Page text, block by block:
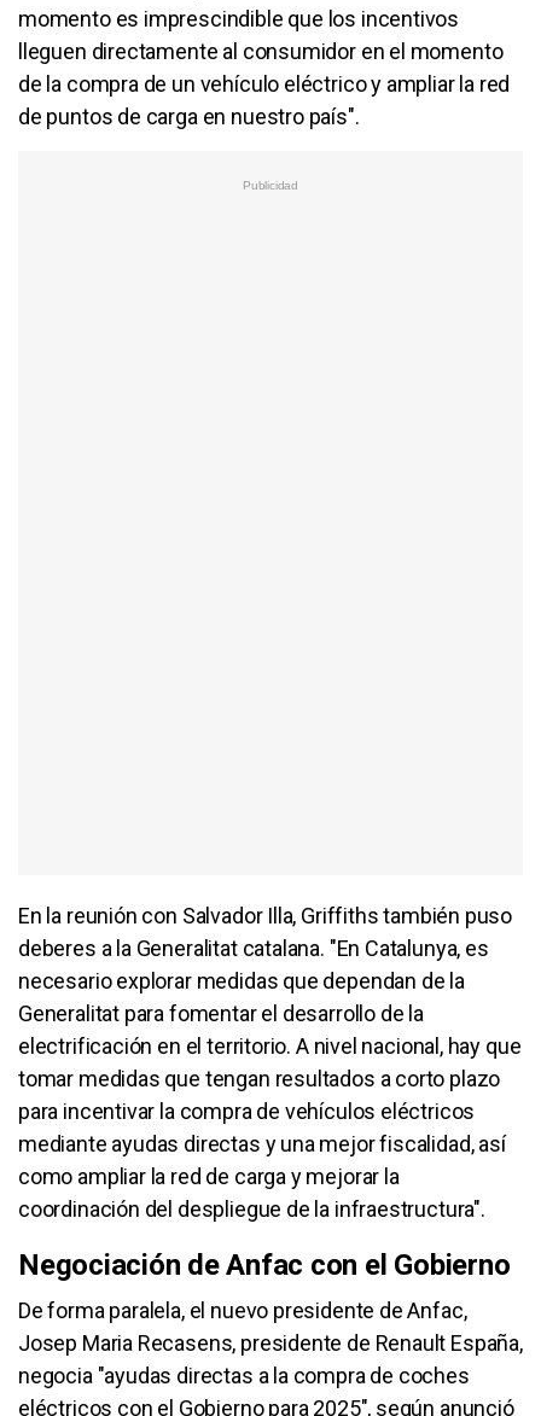
momento es imprescindible que los incentivos
lleguen directamente al consumidor en el momento
de la compra de un vehículo eléctrico y ampliar la red
de puntos de carga en nuestro país".
En la reunión con Salvador Illa, Griffiths también puso
deberes a la Generalitat catalana. "En Catalunya, es
necesario explorar medidas que dependan de la
Generalitat para fomentar el desarrollo de la
electrificación en el territorio. A nivel nacional, hay que
tomar medidas que tengan resultados a corto plazo
para incentivar la compra de vehículos eléctricos
mediante ayudas directas y una mejor fiscalidad, así
como ampliar la red de carga y mejorar la
coordinación del despliegue de la infraestructura".
Negociación de Anfac con el Gobierno
De forma paralela, el nuevo presidente de Anfac,
Josep Maria Recasens, presidente de Renault España,
negocia "ayudas directas a la compra de coches
eléctricos con el Gobierno para 2025", según anunció